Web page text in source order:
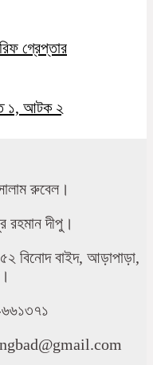
গ্রেপ্তার
১, আটক ২
রুবেল।
দীপু।
বিনোদ বাইদ, আড়াপাড়া,